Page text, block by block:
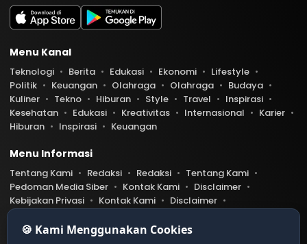
Menu Kanal
Teknologi Berita Edukasi Ekonomi
Lifestyle
Politik
Keuangan Olahraga Olahraga
Budaya
Kuliner
Tekno Hiburan Style Travel
Inspirasi
Kesehatan
Edukasi Kreativitas Internasional
Karier
Hiburan
Inspirasi Keuangan
Menu Informasi
Tentang Kami Redaksi Redaksi
Tentang Kami
Pedoman Media Siber
Kontak Kami
Disclaimer
Kebijakan Privasi
Kontak Kami
Disclaimer
Pedoman Media Siber
🍪 Kami Menggunakan Cookies